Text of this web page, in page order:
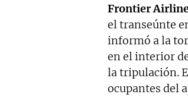
Frontier
el transeúnte
informó a la
en el interior
la tripulación.
ocupantes del